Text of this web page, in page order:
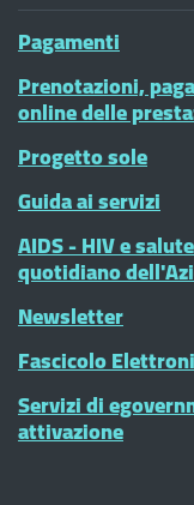
Pagamenti
Prenotazioni,
online delle
Progetto sole
Guida ai servizi
AIDS - HIV e
quotidiano
Newsletter
Fascicolo
Servizi di
attivazione